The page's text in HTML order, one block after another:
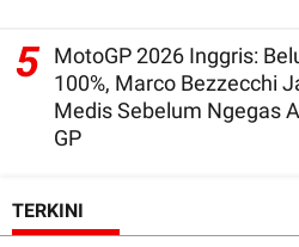
5 MotoGP 2026 Inggris:
100%, Marco Bezzecchi
Medis Sebelum Ngegas
GP
TERKINI